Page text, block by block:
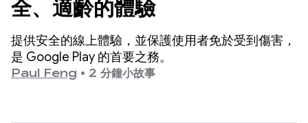
全、適齡的體驗
提供安全的線上體驗，並保護使用者免於受到傷害，
是 Google Play 的首要之務。
Paul Feng • 2 分鐘小故事